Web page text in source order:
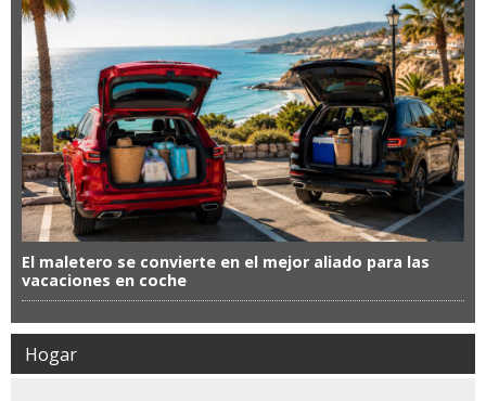
El maletero se convierte en el mejor aliado para las
vacaciones en coche
Hogar